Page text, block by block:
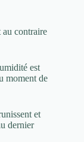
au contraire
est
moment de
et
dernier